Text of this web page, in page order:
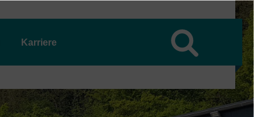
Karriere